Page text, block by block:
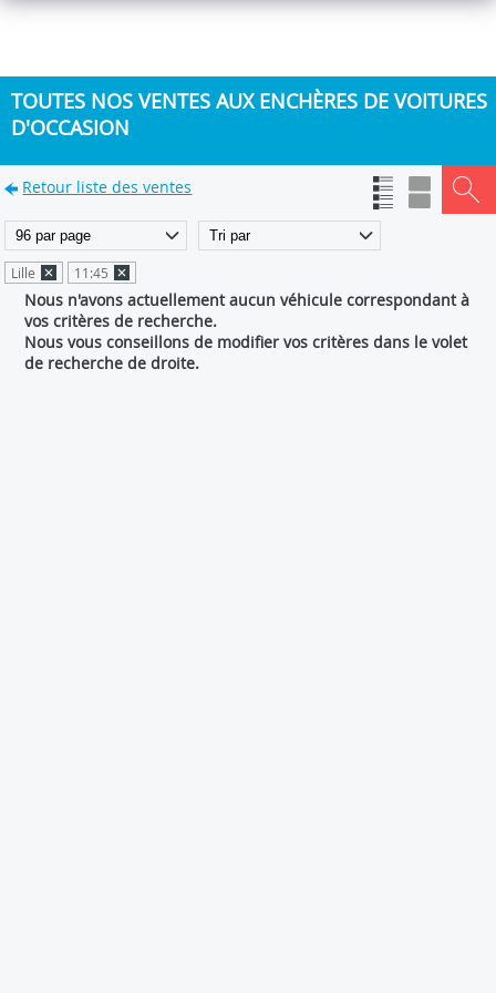
TOUTES NOS VENTES AUX ENCHÈRES DE VOITURES
D'OCCASION
Retour liste des ventes
Lille 11:45
Nous n'avons actuellement aucun véhicule correspondant à
vos critères de recherche.
Nous vous conseillons de modifier vos critères dans le volet
de recherche de droite.